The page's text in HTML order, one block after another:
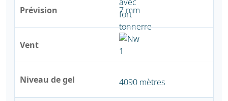
Prévision
Vent
Niveau de gel
7 mm
4090 mètres